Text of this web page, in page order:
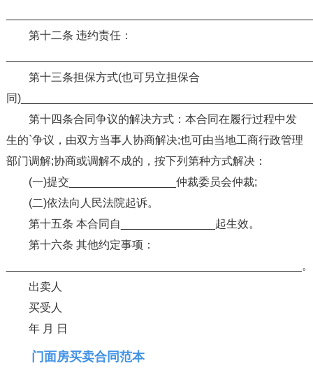
第十二条 违约责任：
第十三条担保方式(也可另立担保合
同
第十四条合同争议的解决方式：本合同在履行过程中发
生的`争议，由双方当事人协商解决;也可由当地工商行政管理
部门调解;协商或调解不成的，按下列第种方式解决：
(一)提交_________________仲裁委员会仲裁;
(二)依法向人民法院起诉。
第十五条 本合同自_______________起生效。
第十六条 其他约定事项：
_______________________________________________。
出卖人
买受人
年 月 日
门面房买卖合同范本